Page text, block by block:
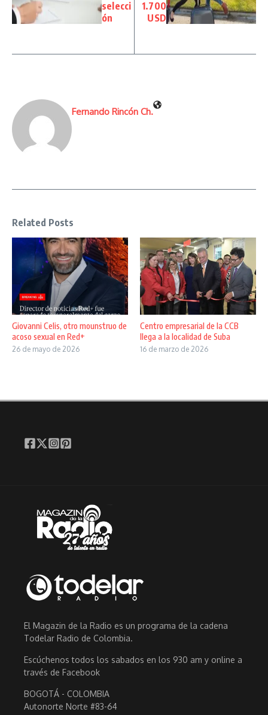
selecci
ón
1.700
USD
Fernando Rincón Ch.
Related Posts
Giovanni Celis, otro mounstruo de
acoso sexual en Red+
26 de mayo de 2026
Centro empresarial de la CCB
llega a la localidad de Suba
16 de marzo de 2026
El Magazin de la Radio es un programa de la cadena
Todelar Radio de Colombia.
Escúchenos todos los sabados en los 930 am y online a
través de Facebook
BOGOTÁ - COLOMBIA
Autonorte Norte #83-64